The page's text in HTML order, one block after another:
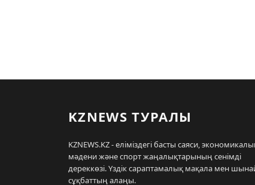
KZNEWS ТУРАЛЫ
KZNEWS.KZ - еліміздегі басты саяси,
мәдени және спорт жаңалықтарының сенімді
дереккөзі. Үздік сараптамалық мақала мен
сұқбаттың алаңы.